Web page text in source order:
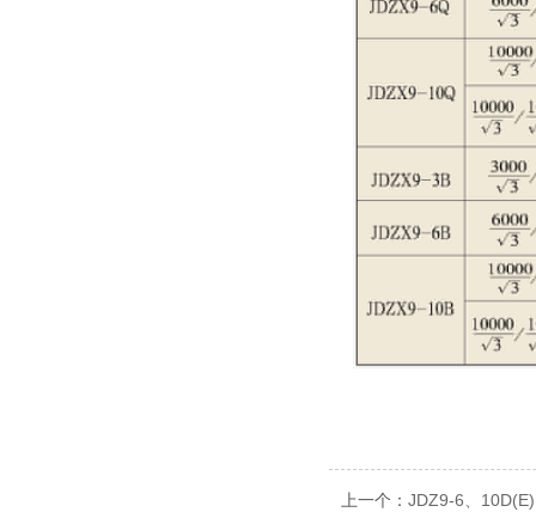
上一个： JDZ9-6、10D(E)